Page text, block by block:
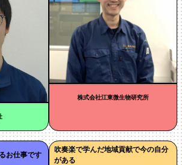
株式会社江東微生物研究所
お仕事です
吹奏楽で学んだ地域貢献で今の自分
がある